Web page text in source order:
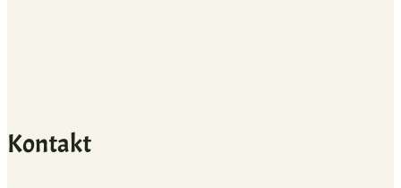
Kontakt